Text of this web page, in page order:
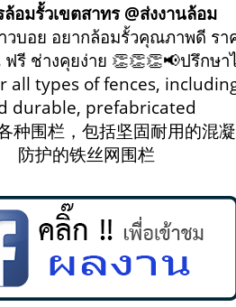
อมรั้วเขตสาทร @ส่งงานล้อม
วบอย อยากล้อมรั้วคุณภาพดี ร
รี ช่างคุยง่าย 👏👏👏📢ปรึกษา
all types of fences,
durable, prefabricated
种围栏，包括坚固耐用的混
防护的铁丝网围栏